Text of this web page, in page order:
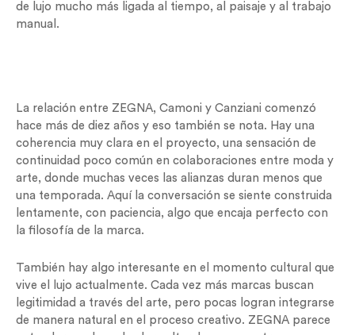
de lujo mucho más ligada al tiempo, al paisaje y al trabajo
manual.
La relación entre ZEGNA, Camoni y Canziani comenzó
hace más de diez años y eso también se nota. Hay una
coherencia muy clara en el proyecto, una sensación de
continuidad poco común en colaboraciones entre moda y
arte, donde muchas veces las alianzas duran menos que
una temporada. Aquí la conversación se siente construida
lentamente, con paciencia, algo que encaja perfecto con
la filosofía de la marca.
También hay algo interesante en el momento cultural que
vive el lujo actualmente. Cada vez más marcas buscan
legitimidad a través del arte, pero pocas logran integrarse
de manera natural en el proceso creativo. ZEGNA parece